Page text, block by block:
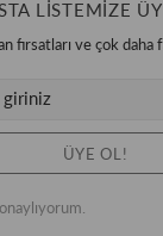
LİSTEMİZE
fırsatları ve çok daha
onaylıyorum.